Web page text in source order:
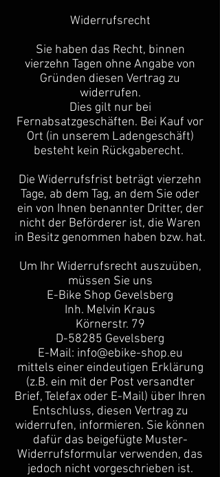
Widerrufsrecht
Sie haben das Recht, binnen
vierzehn Tagen ohne Angabe von
Gründen diesen Vertrag zu
widerrufen.
Dies gilt nur bei
Fernabsatzgeschäften. Bei Kauf vor
Ort (in unserem Ladengeschäft)
besteht kein Rückgaberecht.
Die Widerrufsfrist beträgt vierzehn
Tage, ab dem Tag, an dem Sie oder
ein von Ihnen benannter Dritter, der
nicht der Beförderer ist, die Waren
in Besitz genommen haben bzw. hat.
Um Ihr Widerrufsrecht auszuüben,
müssen Sie uns
E-Bike Shop Gevelsberg
Inh. Melvin Kraus
Körnerstr. 79
D-58285 Gevelsberg
E-Mail: info@ebike-shop.eu
mittels einer eindeutigen Erklärung
(z.B. ein mit der Post versandter
Brief, Telefax oder E-Mail) über Ihren
Entschluss, diesen Vertrag zu
widerrufen, informieren. Sie können
dafür das beigefügte Muster-
Widerrufsformular verwenden, das
jedoch nicht vorgeschrieben ist.